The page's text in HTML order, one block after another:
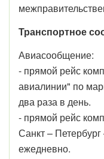
Транспортное
Авиасообщение:
- прямой рейс
авиалинии" по
два раза в день.
- прямой рейс
Санкт –
ежедневно.